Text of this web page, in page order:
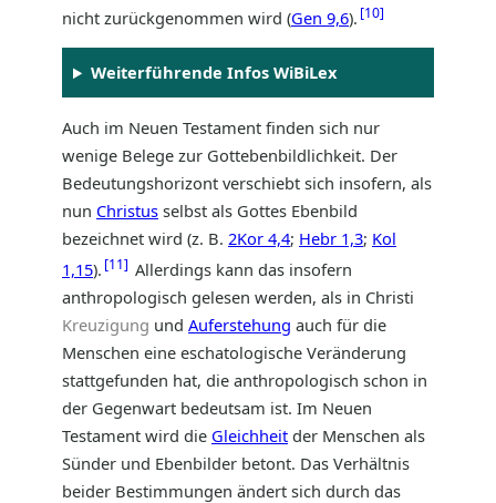
nicht zurückgenommen wird (Gen 9,6). 10
Weiterführende Infos WiBiLex
Auch im Neuen Testament finden sich nur
wenige Belege zur Gottebenbildlichkeit. Der
Bedeutungshorizont verschiebt sich insofern, als
nun Christus selbst als Gottes Ebenbild
bezeichnet wird (z. B. 2Kor 4,4; Hebr 1,3; Kol
1,15). 11
Allerdings kann das insofern
anthropologisch gelesen werden, als in Christi
Kreuzigung und Auferstehung auch für die
Menschen eine eschatologische Veränderung
stattgefunden hat, die anthropologisch schon in
der Gegenwart bedeutsam ist. Im Neuen
Testament wird die Gleichheit der Menschen als
Sünder und Ebenbilder betont. Das Verhältnis
beider Bestimmungen ändert sich durch das